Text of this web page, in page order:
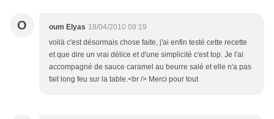
O oum Elyas 18/04/2010 08:19
voilà c'est désormais chose faite, j'ai enfin testé cette recette
et que dire un vrai délice et d'une simplicité c'est top. Je l'ai
accompagné de sauce caramel au beurre salé et elle n'a pas
fait long feu sur la table.<br /> Merci pour tout